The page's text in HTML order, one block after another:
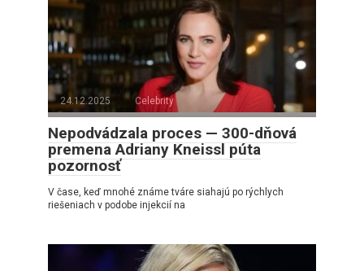
24.12.2025 Celebrity
Nepodvádzala proces — 300-dňová
premena Adriany Kneissl púta
pozornosť
V čase, keď mnohé známe tváre siahajú po rýchlych
riešeniach v podobe injekcií na